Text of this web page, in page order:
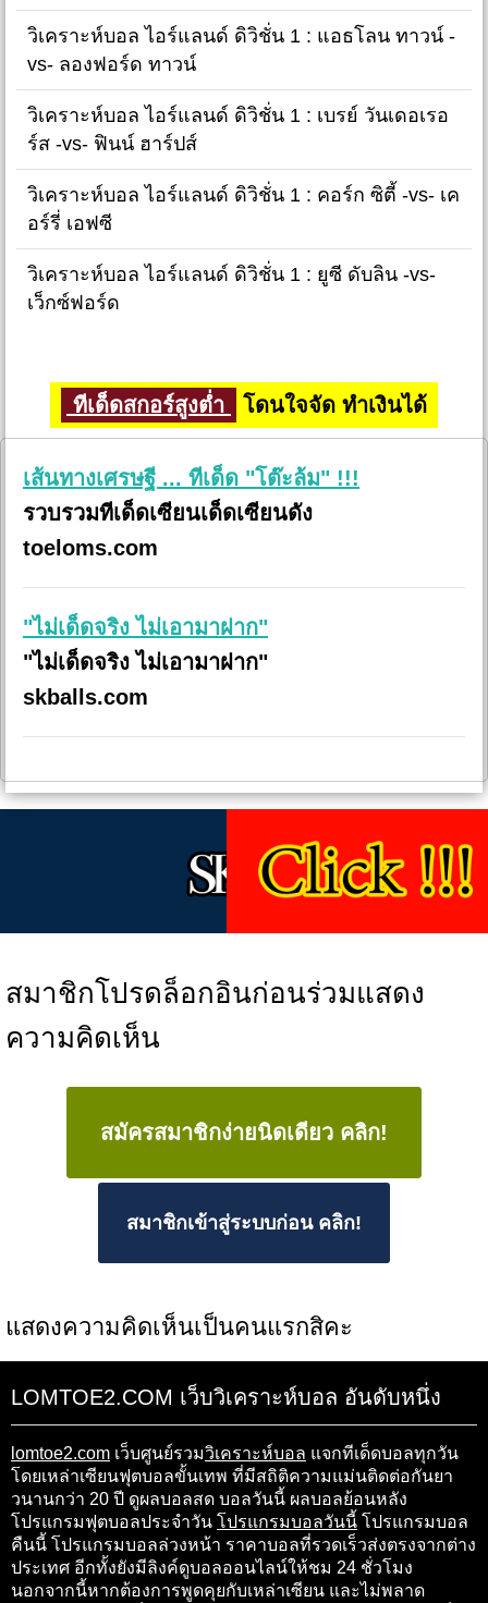
วิเคราะห์บอล ไอร์แลนด์ ดิวิชั่น 1 : แอธโลน ทาวน์ -
vs- ลองฟอร์ด ทาวน์
วิเคราะห์บอล ไอร์แลนด์ ดิวิชั่น 1 : เบรย์ วันเดอเรอ
ร์ส -vs- ฟินน์ ฮาร์ปส์
วิเคราะห์บอล ไอร์แลนด์ ดิวิชั่น 1 : คอร์ก ซิตี้ -vs- เค
อร์รี่ เอฟซี
วิเคราะห์บอล ไอร์แลนด์ ดิวิชั่น 1 : ยูซี ดับลิน -vs-
เว็กซ์ฟอร์ด
ทีเด็ดสกอร์สูงต่ำ โดนใจจัด ทำเงินได้
เส้นทางเศรษฐี ... ทีเด็ด "โต๊ะล้ม" !!!
รวบรวมทีเด็ดเซียนเด็ดเซียนดัง
toeloms.com
"ไม่เด็ดจริง ไม่เอามาฝาก"
"ไม่เด็ดจริง ไม่เอามาฝาก"
skballs.com
สมาชิกโปรดล็อกอินก่อนร่วมแสดง
ความคิดเห็น
สมัครสมาชิกง่ายนิดเดียว คลิก!
สมาชิกเข้าสู่ระบบก่อน คลิก!
แสดงความคิดเห็นเป็นคนแรกสิคะ
LOMTOE2.COM เว็บวิเคราะห์บอล อันดับหนึ่ง
lomtoe2.com เว็บศูนย์รวมวิเคราะห์บอล แจกทีเด็ดบอลทุกวัน
โดยเหล่าเซียนฟุตบอลขั้นเทพ ที่มีสถิติความแม่นติดต่อกันยา
วนานกว่า 20 ปี ดูผลบอลสด บอลวันนี้ ผลบอลย้อนหลัง
โปรแกรมฟุตบอลประจำวัน โปรแกรมบอลวันนี้ โปรแกรมบอล
คืนนี้ โปรแกรมบอลล่วงหน้า ราคาบอลที่รวดเร็วส่งตรงจากต่าง
ประเทศ อีกทั้งยังมีลิงค์ดูบอลออนไลน์ให้ชม 24 ชั่วโมง
นอกจากนี้หากต้องการพูดคุยกับเหล่าเซียน และไม่พลาด